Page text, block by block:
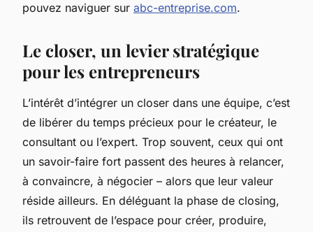
pouvez naviguer sur abc-entreprise.com.
Le closer, un levier stratégique
pour les entrepreneurs
L’intérêt d’intégrer un closer dans une équipe, c’est
de libérer du temps précieux pour le créateur, le
consultant ou l’expert. Trop souvent, ceux qui ont
un savoir-faire fort passent des heures à relancer,
à convaincre, à négocier – alors que leur valeur
réside ailleurs. En déléguant la phase de closing,
ils retrouvent de l’espace pour créer, produire,